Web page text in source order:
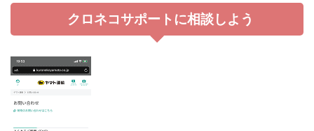
クロネコサポートに相談しよう